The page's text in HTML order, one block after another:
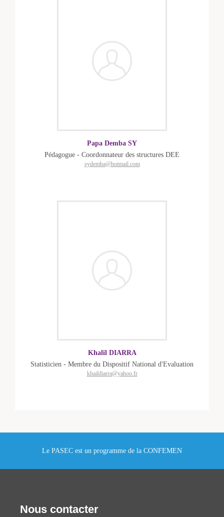
Papa Demba SY
Pédagogue - Coordonnateur des structures DEE
sydemba@hotmail.com
Khalil DIARRA
Statisticien - Membre du Dispositif National d'Evaluation
khaildiarra@yahoo.fr
Le PASEC est un programme de la CONFEMEN
Nous contacter